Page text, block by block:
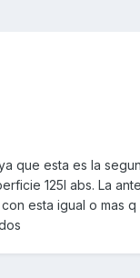
que esta es la
125l abs. La
esta igual o mas